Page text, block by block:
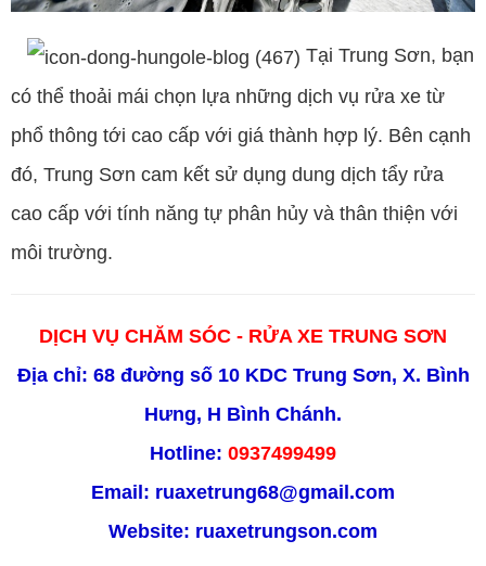
Tại Trung Sơn, bạn
có thể thoải mái chọn lựa những dịch vụ rửa xe từ
phổ thông tới cao cấp với giá thành hợp lý. Bên cạnh
đó, Trung Sơn cam kết sử dụng dung dịch tẩy rửa
cao cấp với tính năng tự phân hủy và thân thiện với
môi trường.
DỊCH VỤ CHĂM SÓC - RỬA XE TRUNG SƠN
Địa chỉ: 68 đường số 10 KDC Trung Sơn, X. Bình
Hưng, H Bình Chánh.
Hotline: 0937499499
Email: ruaxetrung68@gmail.com
Website: ruaxetrungson.com